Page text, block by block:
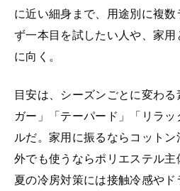
に近い細身まで、用途別に複数
ず一本目を試したい人や、家用
に向く。
目安は、シーズンごとに変わる
ガー」「テーパード」「リラ
ルだ。家用に振るならコットン
外でも使うならポリエステル主
夏の冷房対策には接触冷感や